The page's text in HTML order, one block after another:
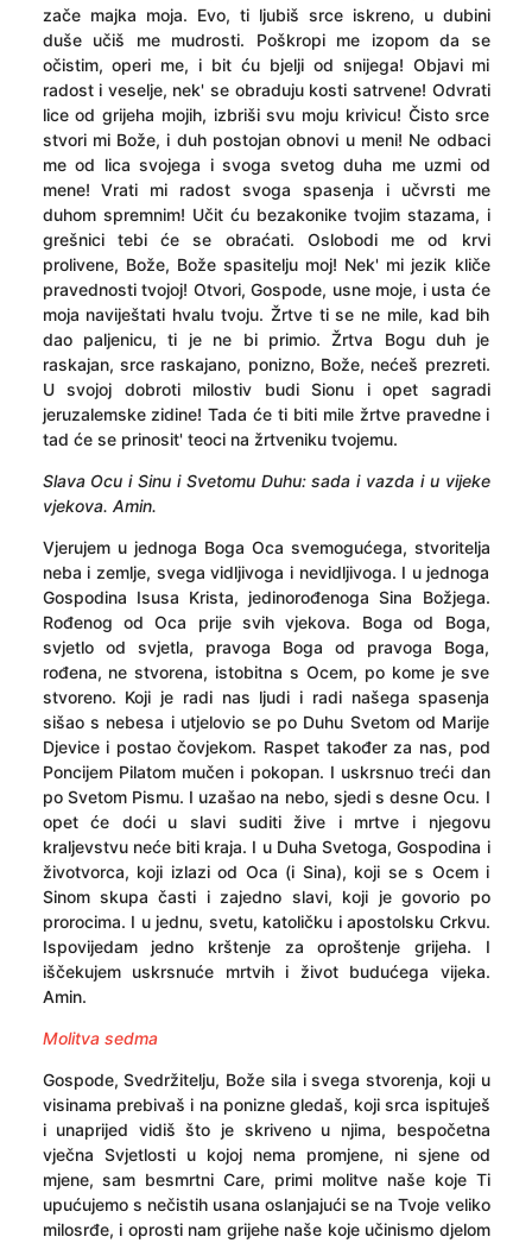
zače majka moja. Evo, ti ljubiš srce iskreno, u dubini
duše učiš me mudrosti. Poškropi me izopom da se
očistim, operi me, i bit ću bjelji od snijega! Objavi mi
radost i veselje, nek' se obraduju kosti satrvene! Odvrati
lice od grijeha mojih, izbriši svu moju krivicu! Čisto srce
stvori mi Bože, i duh postojan obnovi u meni! Ne odbaci
me od lica svojega i svoga svetog duha me uzmi od
mene! Vrati mi radost svoga spasenja i učvrsti me
duhom spremnim! Učit ću bezakonike tvojim stazama, i
grešnici tebi će se obraćati. Oslobodi me od krvi
prolivene, Bože, Bože spasitelju moj! Nek' mi jezik kliče
pravednosti tvojoj! Otvori, Gospode, usne moje, i usta će
moja naviještati hvalu tvoju. Žrtve ti se ne mile, kad bih
dao paljenicu, ti je ne bi primio. Žrtva Bogu duh je
raskajan, srce raskajano, ponizno, Bože, nećeš prezreti.
U svojoj dobroti milostiv budi Sionu i opet sagradi
jeruzalemske zidine! Tada će ti biti mile žrtve pravedne i
tad će se prinosit' teoci na žrtveniku tvojemu.
Slava Ocu i Sinu i Svetomu Duhu: sada i vazda i u vijeke
vjekova. Amin.
Vjerujem u jednoga Boga Oca svemogućega, stvoritelja
neba i zemlje, svega vidljivoga i nevidljivoga. I u jednoga
Gospodina Isusa Krista, jedinorođenoga Sina Božjega.
Rođenog od Oca prije svih vjekova. Boga od Boga,
svjetlo od svjetla, pravoga Boga od pravoga Boga,
rođena, ne stvorena, istobitna s Ocem, po kome je sve
stvoreno. Koji je radi nas ljudi i radi našega spasenja
sišao s nebesa i utjelovio se po Duhu Svetom od Marije
Djevice i postao čovjekom. Raspet također za nas, pod
Poncijem Pilatom mučen i pokopan. I uskrsnuo treći dan
po Svetom Pismu. I uzašao na nebo, sjedi s desne Ocu. I
opet će doći u slavi suditi žive i mrtve i njegovu
kraljevstvu neće biti kraja. I u Duha Svetoga, Gospodina i
životvorca, koji izlazi od Oca (i Sina), koji se s Ocem i
Sinom skupa časti i zajedno slavi, koji je govorio po
prorocima. I u jednu, svetu, katoličku i apostolsku Crkvu.
Ispovijedam jedno krštenje za oproštenje grijeha. I
iščekujem uskrsnuće mrtvih i život budućega vijeka.
Amin.
Molitva sedma
Gospode, Svedržitelju, Bože sila i svega stvorenja, koji u
visinama prebivaš i na ponizne gledaš, koji srca ispituješ
i unaprijed vidiš što je skriveno u njima, bespočetna
vječna Svjetlosti u kojoj nema promjene, ni sjene od
mjene, sam besmrtni Care, primi molitve naše koje Ti
upućujemo s nečistih usana oslanjajući se na Tvoje veliko
milosrđe, i oprosti nam grijehe naše koje učinismo djelom